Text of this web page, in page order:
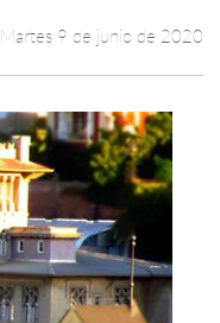
Martes 9 de junio de 2020